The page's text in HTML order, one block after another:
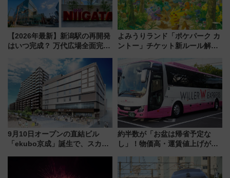
【2026年最新】新潟駅の再開発
はいつ完成？ 万代広場全面完成
開発、バスタ新潟構想まで徹底
解説！
よみうりランド「ポケパーク カ
ントー」チケット新ルール解
本人確認が11月スタート
9月10日オープンの直結ビル
「ekubo京成」誕生で、スカイ
新鎌ヶ谷はどう変わる？ 全テナ
ント情報も公開！
約半数が「お盆は帰省予定な
し」！物価高・運賃値上げが財
りたいけど……【WILLER お盆
帰省動向調査】